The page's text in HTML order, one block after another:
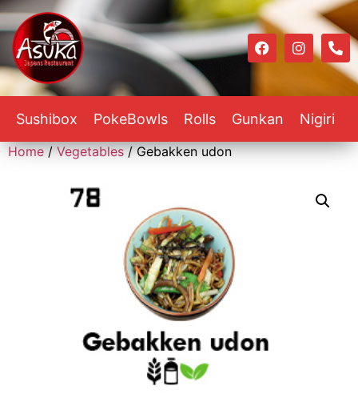
Sushibox PokeBowls Rolls Gunkan Nigiri
Home/Vegetables/ Gebakken udon